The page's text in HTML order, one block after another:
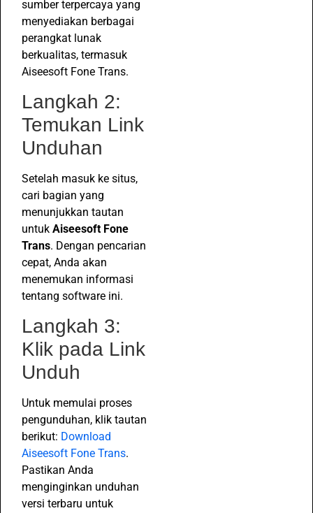
sumber terpercaya yang
menyediakan berbagai
perangkat lunak
berkualitas, termasuk
Aiseesoft Fone Trans.
Langkah 2:
Temukan Link
Unduhan
Setelah masuk ke situs,
cari bagian yang
menunjukkan tautan
untuk Aiseesoft Fone
Trans. Dengan pencarian
cepat, Anda akan
menemukan informasi
tentang software ini.
Langkah 3:
Klik pada Link
Unduh
Untuk memulai proses
pengunduhan, klik tautan
berikut: Download
Aiseesoft Fone Trans.
Pastikan Anda
menginginkan unduhan
versi terbaru untuk